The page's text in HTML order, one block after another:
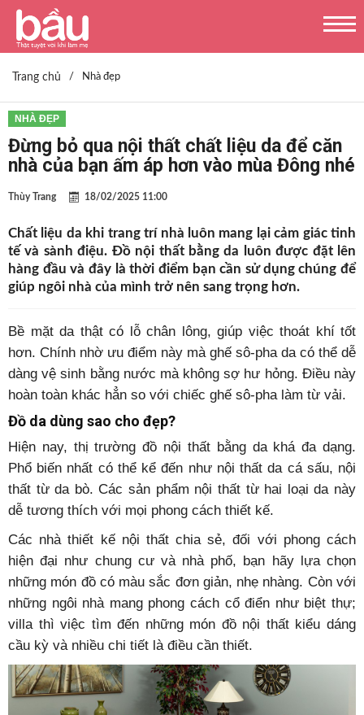
Trang chủ / Nhà đẹp
NHÀ ĐẸP
Đừng bỏ qua nội thất chất liệu da để căn
nhà của bạn ấm áp hơn vào mùa Đông nhé
Thùy Trang 18/02/2025 11:00
Chất liệu da khi trang trí nhà luôn mang lại cảm giác tinh
tế và sành điệu. Đồ nội thất bằng da luôn được đặt lên
hàng đầu và đây là thời điểm bạn cần sử dụng chúng để
giúp ngôi nhà của mình trở nên sang trọng hơn.
Bề mặt da thật có lỗ chân lông, giúp việc thoát khí tốt
hơn. Chính nhờ ưu điểm này mà ghế sô-pha da có thể dễ
dàng vệ sinh bằng nước mà không sợ hư hỏng. Điều này
hoàn toàn khác hẳn so với chiếc ghế sô-pha làm từ vải.
Đồ da dùng sao cho đẹp?
Hiện nay, thị trường đồ nội thất bằng da khá đa dạng.
Phổ biến nhất có thể kể đến như nội thất da cá sấu, nội
thất từ da bò. Các sản phẩm nội thất từ hai loại da này
dễ tương thích với mọi phong cách thiết kế.
Các nhà thiết kế nội thất chia sẻ, đối với phong cách
hiện đại như chung cư và nhà phố, bạn hãy lựa chọn
những món đồ có màu sắc đơn giản, nhẹ nhàng. Còn với
những ngôi nhà mang phong cách cổ điển như biệt thự;
villa thì việc tìm đến những món đồ nội thất kiểu dáng
cầu kỳ và nhiều chi tiết là điều cần thiết.